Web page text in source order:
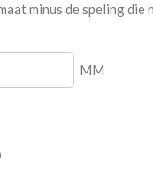
minus de speling
MM